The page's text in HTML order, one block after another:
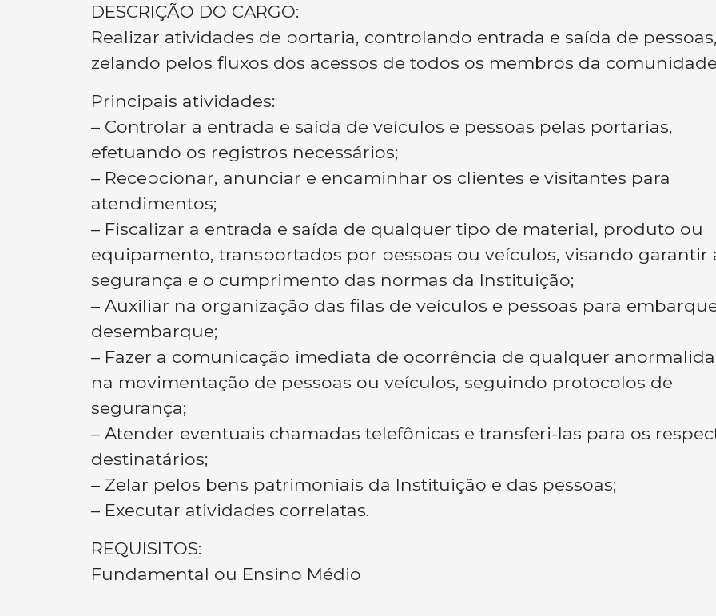
DESCRIÇÃO DO CARGO:
Realizar atividades de portaria, controlando entrada e saída de
zelando pelos fluxos dos acessos de todos os membros da
Principais atividades:
– Controlar a entrada e saída de veículos e pessoas pelas portarias,
efetuando os registros necessários;
– Recepcionar, anunciar e encaminhar os clientes e visitantes para
atendimentos;
– Fiscalizar a entrada e saída de qualquer tipo de material, produto ou
equipamento, transportados por pessoas ou veículos, visando garantir
segurança e o cumprimento das normas da Instituição;
– Auxiliar na organização das filas de veículos e pessoas para
desembarque;
– Fazer a comunicação imediata de ocorrência de qualquer
na movimentação de pessoas ou veículos, seguindo protocolos de
segurança;
– Atender eventuais chamadas telefônicas e transferi-las para os
destinatários;
– Zelar pelos bens patrimoniais da Instituição e das pessoas;
– Executar atividades correlatas.
REQUISITOS:
Fundamental ou Ensino Médio